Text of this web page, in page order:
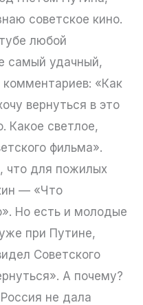
советское кино.
любой
самый удачный,
«Как
вернуться в это
Какое светлое,
фильма».
что для пожилых
— «Что
Но есть и молодые
при Путине,
Советского
А почему?
не дала